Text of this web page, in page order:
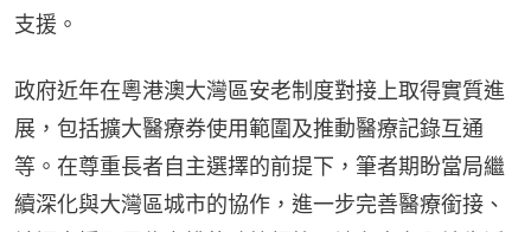
支援。
政府近年在粵港澳大灣區安老制度對接上取得實質進
展，包括擴大醫療券使用範圍及推動醫療記錄互通
等。在尊重長者自主選擇的前提下，筆者期盼當局繼
續深化與大灣區城市的協作，進一步完善醫療銜接、